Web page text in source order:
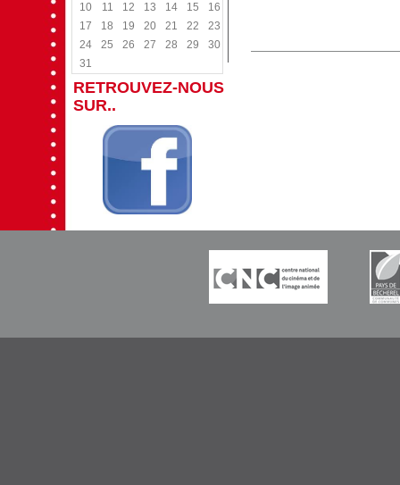
10
11 12 13 14 15
16
17
18 19 20 21 22
23
24
25 26 27 28 29
30
31
RETROUVEZ-NOUS
SUR..